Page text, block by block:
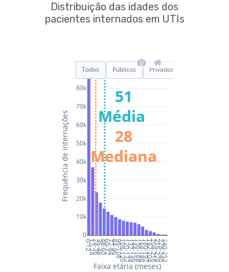
Distribuição das idades dos
pacientes internados em UTIs